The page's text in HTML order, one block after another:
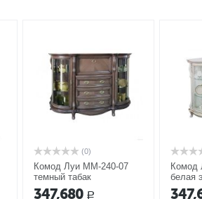
(0)
Комод Луи ММ-240-07
темный табак
347,680 Р
Комод
белая